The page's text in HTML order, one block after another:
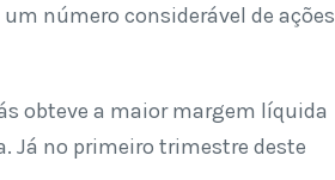
número considerável de ações
obteve a maior margem líquida
Já no primeiro trimestre deste